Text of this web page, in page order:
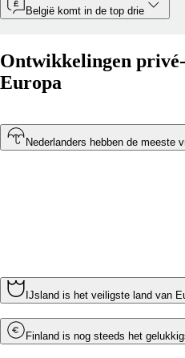
België komt in de top drie
Ontwikkelingen
Europa
Nederlanders hebben de meeste
IJsland is het veiligste land van
Finland is nog steeds het